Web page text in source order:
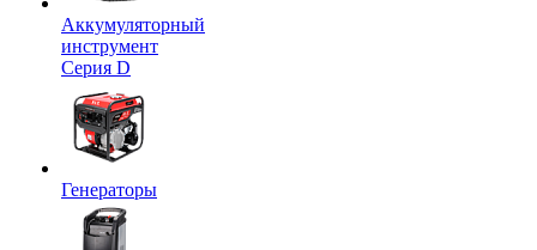
Аккумуляторный
инструмент
Серия D
Генераторы